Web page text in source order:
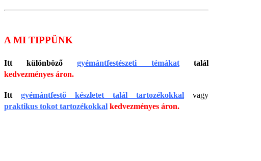
A MI TIPPÜNK
Itt különbözőgyémántfestészeti témákat
talál
kedvezményes áron.
Itt gyémántfestő készletet talál tartozékokkal
vagy
praktikus tokot tartozékokkal kedvezményes áron.